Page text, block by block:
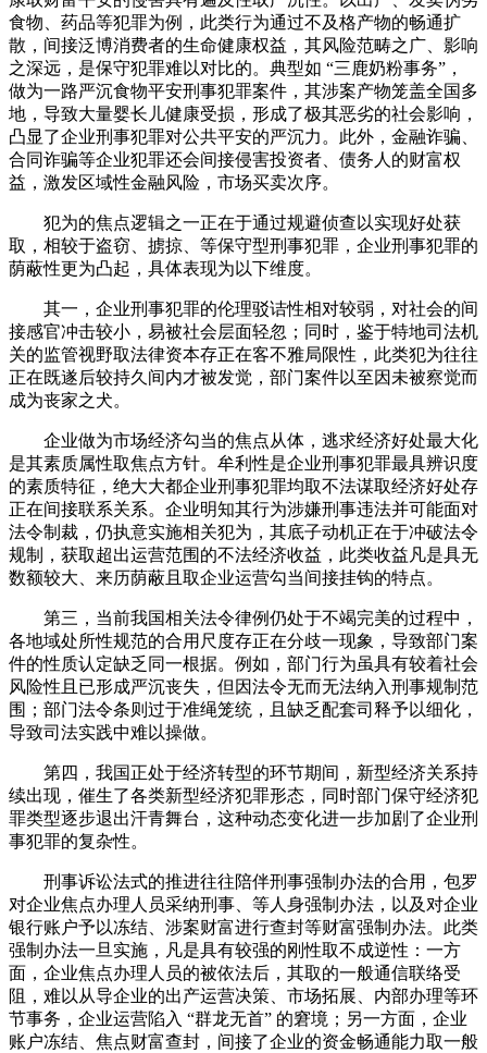
食物、药品等犯罪为例，此类行为通过不及格产物的畅通扩
散，间接泛博消费者的生命健康权益，其风险范畴之广、影响
之深远，是保守犯罪难以对比的。典型如 “三鹿奶粉事务”，
做为一路严沉食物平安刑事犯罪案件，其涉案产物笼盖全国多
地，导致大量婴长儿健康受损，形成了极其恶劣的社会影响，
凸显了企业刑事犯罪对公共平安的严沉力。此外，金融诈骗、
合同诈骗等企业犯罪还会间接侵害投资者、债务人的财富权
益，激发区域性金融风险，市场买卖次序。
犯为的焦点逻辑之一正在于通过规避侦查以实现好处获
取，相较于盗窃、掳掠、等保守型刑事犯罪，企业刑事犯罪的
荫蔽性更为凸起，具体表现为以下维度。
其一，企业刑事犯罪的伦理驳诘性相对较弱，对社会的间
接感官冲击较小，易被社会层面轻忽；同时，鉴于特地司法机
关的监管视野取法律资本存正在客不雅局限性，此类犯为往往
正在既遂后较持久间内才被发觉，部门案件以至因未被察觉而
成为丧家之犬。
企业做为市场经济勾当的焦点从体，逃求经济好处最大化
是其素质属性取焦点方针。牟利性是企业刑事犯罪最具辨识度
的素质特征，绝大大都企业刑事犯罪均取不法谋取经济好处存
正在间接联系关系。企业明知其行为涉嫌刑事违法并可能面对
法令制裁，仍执意实施相关犯为，其底子动机正在于冲破法令
规制，获取超出运营范围的不法经济收益，此类收益凡是具无
数额较大、来历荫蔽且取企业运营勾当间接挂钩的特点。
第三，当前我国相关法令律例仍处于不竭完美的过程中，
各地域处所性规范的合用尺度存正在分歧一现象，导致部门案
件的性质认定缺乏同一根据。例如，部门行为虽具有较着社会
风险性且已形成严沉丧失，但因法令无而无法纳入刑事规制范
围；部门法令条则过于准绳笼统，且缺乏配套司释予以细化，
导致司法实践中难以操做。
第四，我国正处于经济转型的环节期间，新型经济关系持
续出现，催生了各类新型经济犯罪形态，同时部门保守经济犯
罪类型逐步退出汗青舞台，这种动态变化进一步加剧了企业刑
事犯罪的复杂性。
刑事诉讼法式的推进往往陪伴刑事强制办法的合用，包罗
对企业焦点办理人员采纳刑事、等人身强制办法，以及对企业
银行账户予以冻结、涉案财富进行查封等财富强制办法。此类
强制办法一旦实施，凡是具有较强的刚性取不成逆性：一方
面，企业焦点办理人员的被依法后，其取的一般通信联络受
阻，难以从导企业的出产运营决策、市场拓展、内部办理等环
节事务，企业运营陷入 “群龙无首” 的窘境；另一方面，企业
账户冻结、焦点财富查封，间接了企业的资金畅通能力取一般